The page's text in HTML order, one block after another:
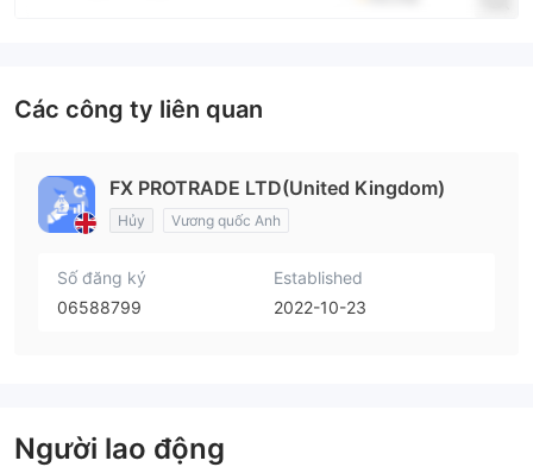
Các công ty liên quan
FX PROTRADE LTD(United Kingdom)
Hủy Vương quốc Anh
Số đăng ký
06588799
Established
2022-10-23
Người lao động